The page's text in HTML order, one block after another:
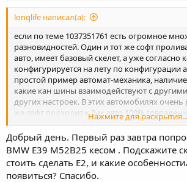
lonqlife написал(а):
если по теме 1037351761 есть огромное
разновидностей. Один и тот же софт
авто, имеет базовый скелет, а уже согласно
конфигурируется на лету по конфигурации
простой пример автомат-механика, наличие
какие кан шины взаимодействуют с
других настроек. В этих автомобилях очень
же софт подходит к 2-м авто 100%
ситуация такова, верный путь это каждый
на базе стокового вычитанного из
будет проблем.
Нажмите для раскрытия...
Добрый день. Первый раз завтра
BMW E39 M52B25 кесом . Подскажите
стоить сделать Е2, и какие
появиться? Спасибо.